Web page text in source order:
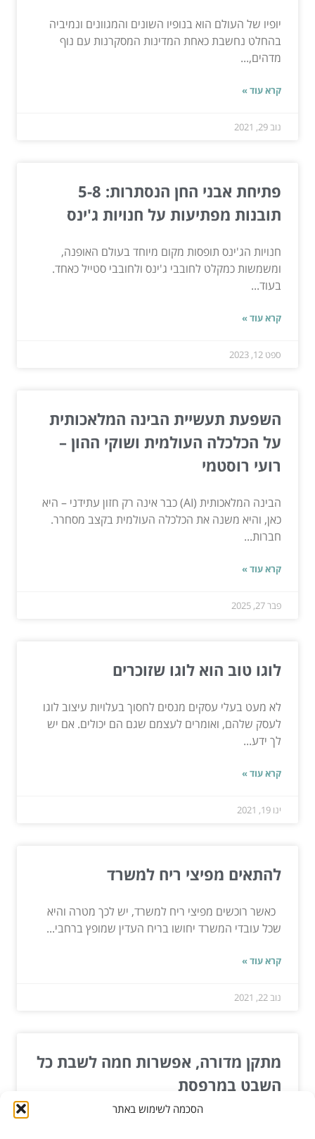
הסכמה לשימוש באתר
יופיו של העולם הוא בנופיו השונים והמגוונים ונמיביה
בהחלט נחשבת כאחת המדינות המסקרנות עם נוף
מדהים,...
קרא עוד »
נוב 29, 2021
פתיחת אבני החן הנסתרות: 5-8
תובנות מפתיעות על חנויות ג'ינס
חנויות הג'ינס תופסות מקום מיוחד בעולם האופנה,
ומשמשות כמקלט לחובבי ג'ינס ולחובבי סטייל כאחד.
בעוד...
קרא עוד »
ספט 12, 2023
השפעת תעשיית הבינה המלאכותית
על הכלכלה העולמית ושוקי ההון –
רועי רוסטמי
הבינה המלאכותית (AI) כבר אינה רק חזון עתידני – היא
כאן, והיא משנה את הכלכלה העולמית בקצב מסחרר.
חברות...
קרא עוד »
פבר 27, 2025
לוגו טוב הוא לוגו שזוכרים
לא מעט בעלי עסקים מנסים לחסוך בעלויות עיצוב לוגו
לעסק שלהם, ואומרים לעצמם שגם הם יכולים. אם יש
לך ידע...
קרא עוד »
ינו 19, 2021
להתאים מפיצי ריח למשרד
כאשר רוכשים מפיצי ריח למשרד, יש לכך מטרה והיא
שכל עובדי המשרד יחושו בריח העדין שמופץ ברחבי...
קרא עוד »
נוב 22, 2021
מתקן מדורה, אפשרות חמה לשבת כל
השבט במרפסת